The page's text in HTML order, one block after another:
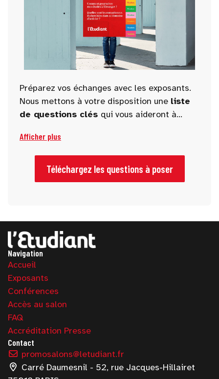
Préparez vos échanges avec les exposants.
Nous mettons à votre disposition une liste
de questions clés qui vous aideront à
informations pertinentes et utiles pour
orienter vos projets académiques et
professionnels.
Afficher plus
Téléchargez les questions à poser
Navigation
Accueil
Exposants
Conférences
Accès au salon
FAQ
Accréditation Presse
Contact
promosalons@letudiant.fr
Carré Daumesnil - 52, rue Jacques-Hillairet